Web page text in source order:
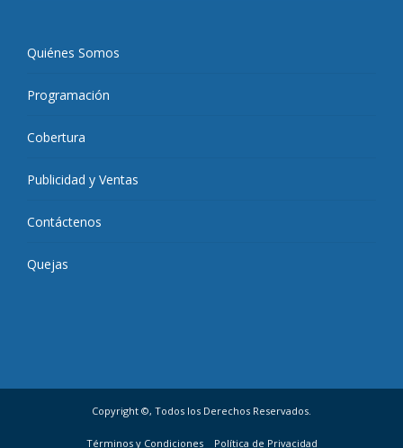
Quiénes Somos
Programación
Cobertura
Publicidad y Ventas
Contáctenos
Quejas
Copyright ©, Todos los Derechos Reservados.
Términos y Condiciones Política de Privacidad